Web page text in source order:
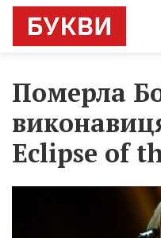
Померла
Eclipse of